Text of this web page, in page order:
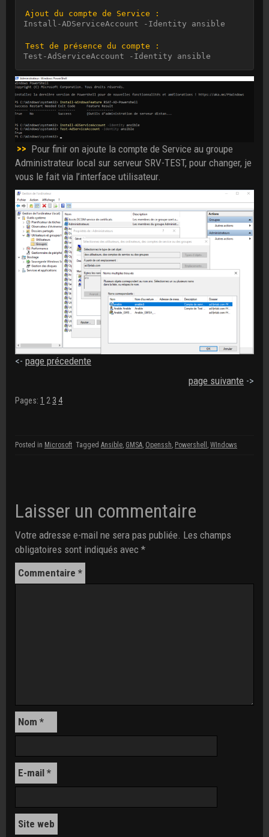
Ajout du compte de Service :
Install-ADServiceAccount -Identity ansible
Test de présence du compte :
Test-AdServiceAccount -Identity ansible
>> Pour finir on ajoute la compte de Service au groupe
Administrateur local sur serveur SRV-TEST, pour changer, je
vous le fait via l’interface utilisateur.
<- page précedente
page suivante ->
Pages: 1 2 3 4
Posted in Microsoft Tagged Ansible, GMSA, Openssh, Powershell , WIndows
Laisser un commentaire
Votre adresse e-mail ne sera pas publiée. Les champs
obligatoires sont indiqués avec *
Commentaire *
Nom *
E-mail *
Site web